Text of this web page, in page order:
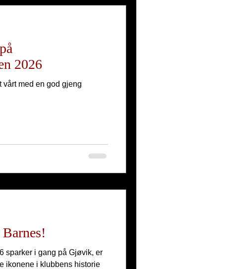
2026
vårt med en god gjeng
sparker i gang på Gjøvik, er
ikonene i klubbens historie